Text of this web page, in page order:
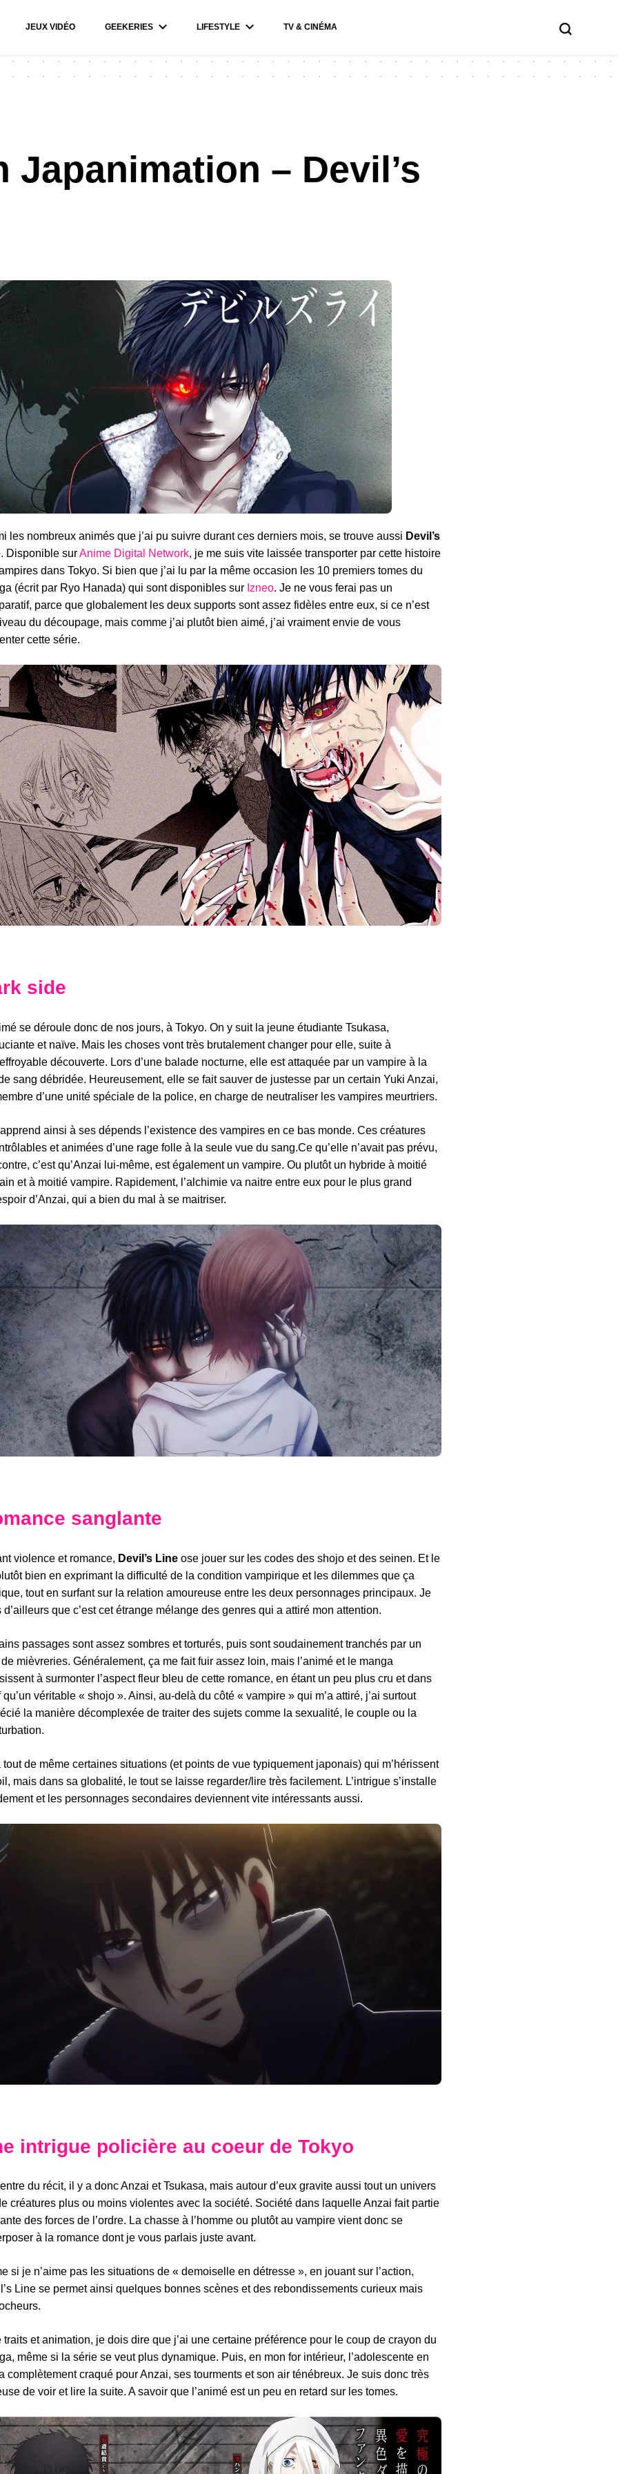
JEUX VIDÉO GEEKERIES LIFESTYLE TV & CINÉMA
Japanimation – Devil’s
les nombreux animés que j’ai pu suivre durant ces derniers mois, se trouve aussi Devil’s
. Disponible surAnime Digital Network, je me suis vite laissée transporter par cette histoire
dans Tokyo. Si bien que j’ai lu par la même occasion les 10 premiers tomes du
(écrit par Ryo Hanada) qui sont disponibles sur Izneo. Je ne vous ferai pas un
parce que globalement les deux supports sont assez fidèles entre eux, si ce n’est
du découpage, mais comme j’ai plutôt bien aimé, j’ai vraiment envie de vous
cette série.
side
se déroule donc de nos jours, à Tokyo. On y suit la jeune étudiante Tsukasa,
et naïve. Mais les choses vont très brutalement changer pour elle, suite à
découverte. Lors d’une balade nocturne, elle est attaquée par un vampire à la
sang débridée. Heureusement, elle se fait sauver de justesse par un certain Yuki Anzai,
d’une unité spéciale de la police, en charge de neutraliser les vampires meurtriers.
ainsi à ses dépends l’existence des vampires en ce bas monde. Ces créatures
et animées d’une rage folle à la seule vue du sang.Ce qu’elle n’avait pas prévu,
c’est qu’Anzai lui-même, est également un vampire. Ou plutôt un hybride à moitié
et à moitié vampire. Rapidement, l’alchimie va naitre entre eux pour le plus grand
d’Anzai, qui a bien du mal à se maitriser.
sanglante
violence et romance, Devil’s Line ose jouer sur les codes des shojo et des seinen. Et le
bien en exprimant la difficulté de la condition vampirique et les dilemmes que ça
tout en surfant sur la relation amoureuse entre les deux personnages principaux. Je
d’ailleurs que c’est cet étrange mélange des genres qui a attiré mon attention.
passages sont assez sombres et torturés, puis sont soudainement tranchés par un
mièvreries. Généralement, ça me fait fuir assez loin, mais l’animé et le manga
à surmonter l’aspect fleur bleu de cette romance, en étant un peu plus cru et dans
qu’un véritable « shojo ». Ainsi, au-delà du côté « vampire » qui m’a attiré, j’ai surtout
la manière décomplexée de traiter des sujets comme la sexualité, le couple ou la
tout de même certaines situations (et points de vue typiquement japonais) qui m’hérissent
mais dans sa globalité, le tout se laisse regarder/lire très facilement. L’intrigue s’installe
et les personnages secondaires deviennent vite intéressants aussi.
intrigue policière au coeur de Tokyo
du récit, il y a donc Anzai et Tsukasa, mais autour d’eux gravite aussi tout un univers
créatures plus ou moins violentes avec la société. Société dans laquelle Anzai fait partie
des forces de l’ordre. La chasse à l’homme ou plutôt au vampire vient donc se
à la romance dont je vous parlais juste avant.
si je n’aime pas les situations de « demoiselle en détresse », en jouant sur l’action,
Line se permet ainsi quelques bonnes scènes et des rebondissements curieux mais
traits et animation, je dois dire que j’ai une certaine préférence pour le coup de crayon du
même si la série se veut plus dynamique. Puis, en mon for intérieur, l’adolescente en
complètement craqué pour Anzai, ses tourments et son air ténébreux. Je suis donc très
de voir et lire la suite. A savoir que l’animé est un peu en retard sur les tomes.